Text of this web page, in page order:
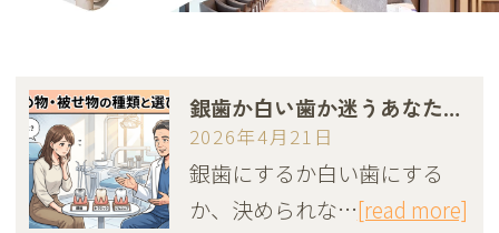
銀歯か白い歯か迷うあなたへ｜費用・耐久性・保険適用を徹底比較
2026年4月21日
銀歯にするか白い歯にする
か、決められな…[read more]